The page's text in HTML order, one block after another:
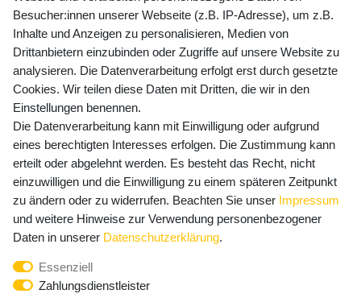
Preisangaben inkl. gesetzl. MwSt. und zzgl. Service- und
Versandkosten
Newsletter Anmeldung - Keine Angebote
mehr verpassen!
E-MAIL **
Newsletter
Honig
Hiermit bestätige ich, dass ich dieDaten­schutz­erklärung
widerrufen.**
Besucher:innen unserer Webseite (z.B. IP-Adresse), um z.B.
Inhalte und Anzeigen zu personalisieren, Medien von
Drittanbietern einzubinden oder Zugriffe auf unsere Website zu
analysieren. Die Datenverarbeitung erfolgt erst durch gesetzte
Cookies. Wir teilen diese Daten mit Dritten, die wir in den
Einstellungen benennen.
Die Datenverarbeitung kann mit Einwilligung oder aufgrund
eines berechtigten Interesses erfolgen. Die Zustimmung kann
erteilt oder abgelehnt werden. Es besteht das Recht, nicht
einzuwilligen und die Einwilligung zu einem späteren Zeitpunkt
zu ändern oder zu widerrufen. Beachten Sie unser Impressum
und weitere Hinweise zur Verwendung personenbezogener
Daten in unserer Daten­schutz­erklärung.
Essenziell
Zahlungsdienstleister